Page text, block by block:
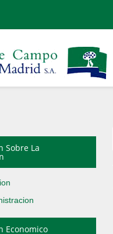
Sobre La
Economico